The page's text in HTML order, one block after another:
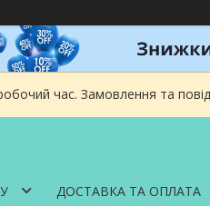
час. Замовлення та
ДОСТАВКА ТА ОПЛАТА